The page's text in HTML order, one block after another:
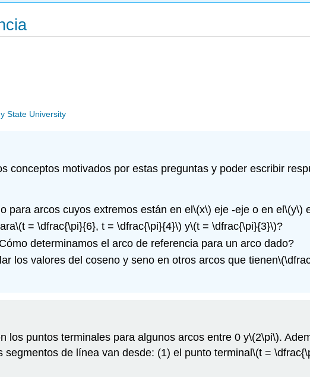
State University
conceptos motivados por estas preguntas y poder escribir
para arcos cuyos extremos están en el\(x\) eje -eje o en el\(y\)
\(t = \dfrac{\pi}{6}, t = \dfrac{\pi}{4}\) y\(t = \dfrac{\pi}{3}\)?
determinamos el arco de referencia para un arco dado?
los valores del coseno y seno en otros arcos que tienen
los puntos terminales para algunos arcos entre 0 y\(2\pi\).
de línea van desde: (1) el punto terminal \(t =